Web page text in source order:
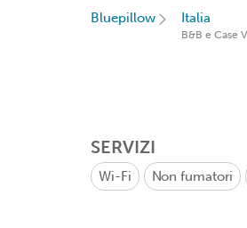
Bluepillow Italia
B&B e Case
SERVIZI
Wi-Fi Non fumatori